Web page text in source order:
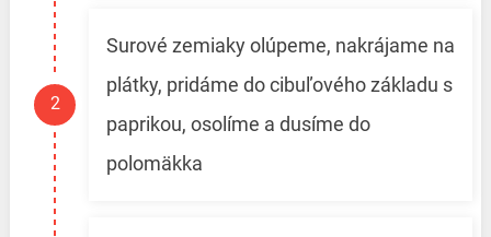
Surové zemiaky olúpeme, nakrájame na
plátky, pridáme do cibuľového základu s
paprikou, osolíme a dusíme do
polomäkka